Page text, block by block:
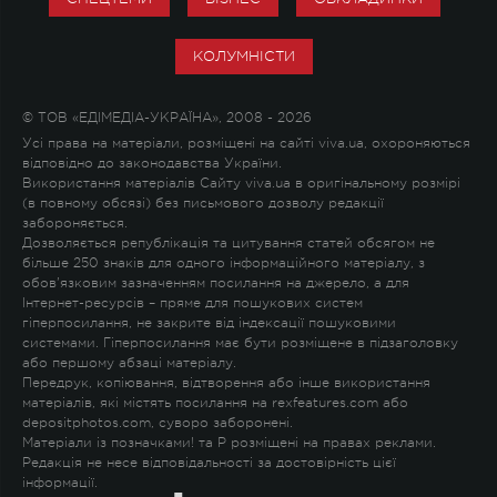
КОЛУМНІСТИ
© ТОВ «ЕДІМЕДІА-УКРАЇНА», 2008 - 2026
Усі права на матеріали, розміщені на сайті viva.ua, охороняються
відповідно до законодавства України.
Використання матеріалів Сайту viva.ua в оригінальному розмірі
(в повному обсязі) без письмового дозволу редакції
забороняється.
Дозволяється републікація та цитування статей обсягом не
більше 250 знаків для одного інформаційного матеріалу, з
обов'язковим зазначенням посилання на джерело, а для
Інтернет-ресурсів – пряме для пошукових систем
гіперпосилання, не закрите від індексації пошуковими
системами. Гіперпосилання має бути розміщене в підзаголовку
або першому абзаці матеріалу.
Передрук, копіювання, відтворення або інше використання
матеріалів, які містять посилання на rexfeatures.com або
depositphotos.com, суворо заборонені.
Матеріали із позначками! та P розміщені на правах реклами.
Редакція не несе відповідальності за достовірність цієї
інформації.